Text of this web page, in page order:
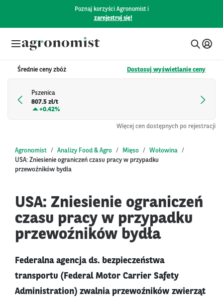
Poznaj korzyści Agronomist i
zarejestruj się!
Średnie ceny zbóż Dostosuj wyświetlanie ceny
Pszenica
807.5 zł/t
+0.42%
Więcej cen dostępnych po rejestracji
Agronomist Analizy Food & Agro Mięso
Wołowina
USA: Zniesienie ograniczeń czasu pracy w przypadku
przewoźników bydła
USA: Zniesienie ograniczeń
czasu pracy w przypadku
przewoźników bydła
Federalna agencja ds. bezpieczeństwa
transportu (Federal Motor Carrier Safety
Administration) zwalnia przewoźników zwierząt